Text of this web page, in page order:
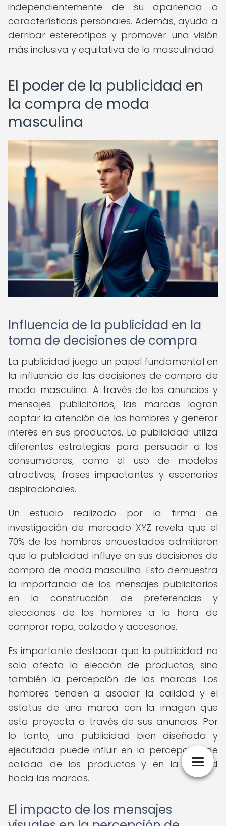
independientemente de su apariencia o
características personales. Además, ayuda a
derribar estereotipos y promover una visión
más inclusiva y equitativa de la masculinidad.
El poder de la publicidad en
la compra de moda
masculina
Influencia de la publicidad en la
toma de decisiones de compra
La publicidad juega un papel fundamental en
la influencia de las decisiones de compra de
moda masculina. A través de los anuncios y
mensajes publicitarios, las marcas logran
captar la atención de los hombres y generar
interés en sus productos. La publicidad utiliza
diferentes estrategias para persuadir a los
consumidores, como el uso de modelos
atractivos, frases impactantes y escenarios
aspiracionales.
Un estudio realizado por la firma de
investigación de mercado XYZ revela que el
70% de los hombres encuestados admitieron
que la publicidad influye en sus decisiones de
compra de moda masculina. Esto demuestra
la importancia de los mensajes publicitarios
en la construcción de preferencias y
elecciones de los hombres a la hora de
comprar ropa, calzado y accesorios.
Es importante destacar que la publicidad no
solo afecta la elección de productos, sino
también la percepción de las marcas. Los
hombres tienden a asociar la calidad y el
estatus de una marca con la imagen que
esta proyecta a través de sus anuncios. Por
lo tanto, una publicidad bien diseñada y
ejecutada puede influir en la percepción de
calidad de los productos y en la lealtad
hacia las marcas.
El impacto de los mensajes